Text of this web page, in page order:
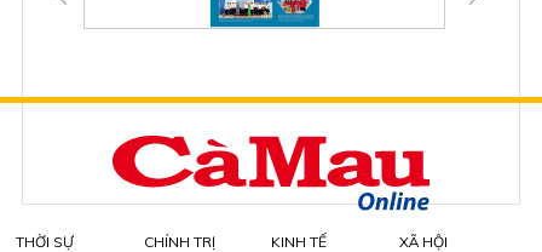
THỜI SỰ CHÍNH TRỊ KINH TẾ XÃ HỘI